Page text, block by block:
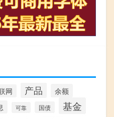
网 产品
余额
可靠 国债 基金